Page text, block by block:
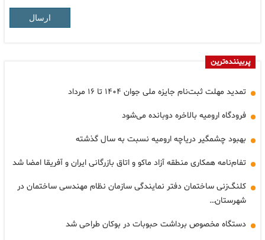
ارسال
پربیننده‌ترین
تمدید مهلت ثبت‌نام جایزه ملی جوان ۱۴۰۴ تا ۱۶ مرداد
فرودگاه ارومیه بالاخره دوبانده می‌شود
بهبود چشمگیر دریاچه ارومیه نسبت به سال گذشته
تفام‌نامه همکاری منطقه آزاد ماکو و اتاق بازرگانی ایران و آفریقا امضا شد
کلنگ‌زنی ساختمان دفتر نمایندگی سازمان نظام مهندسی ساختمان در
شهرستان…
دستگاه مخصوص برداشت حبوبات در بوکان طراحی شد